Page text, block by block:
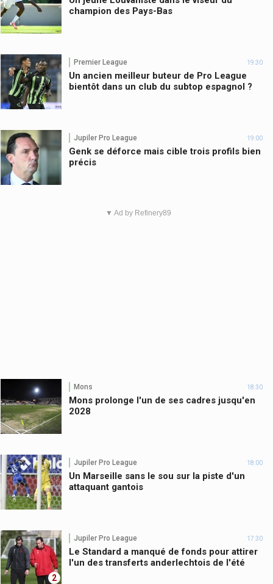
champion des Pays-Bas
Premier League 19:30
Un ancien meilleur buteur de Pro League
bientôt dans un club du subtop espagnol ?
Jupiler Pro League 19:00
Genk se déforce mais cible trois profils bien
précis
▼ Ad by Refinery89
Mons 18:30
Mons prolonge l'un de ses cadres jusqu'en
2028
Jupiler Pro League 18:00
Un Marseille sans le sou sur la piste d'un
attaquant gantois
2
Jupiler Pro League 17:30
Le Standard a manqué de fonds pour attirer
l'un des transferts anderlechtois de l'été